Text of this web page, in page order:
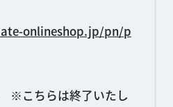
onlineshop.jp/pn/p
※こちらは終了いたし